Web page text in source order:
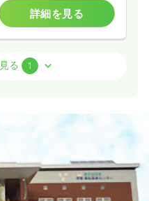
詳細を見る
ブランク可
第二新卒可
る 1